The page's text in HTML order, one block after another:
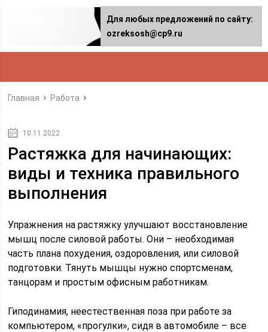
Главная Работа
10.11.2022
Растяжка для начинающих:
виды и техника правильного
выполнения
Упражнения на растяжку улучшают восстановление
мышц после силовой работы. Они – необходимая
часть плана похудения, оздоровления, или силовой
подготовки. Тянуть мышцы нужно спортсменам,
танцорам и простым офисным работникам.
Гиподинамия, неестественная поза при работе за
компьютером, «прогулки», сидя в автомобиле – все
Для любых предложений по сайту:
ozreksosh@cp9.ru